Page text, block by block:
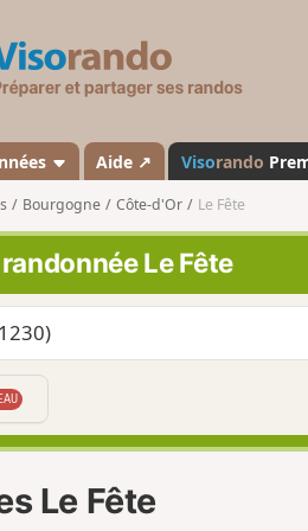
s
a
n
d
o
Aide ↗ Visorando
Bourgogne Côte-d'Or Le Fête
Le Fête
Le Fête